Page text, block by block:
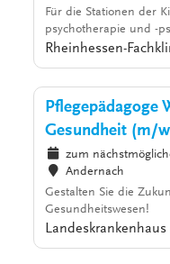
Für die Stationen der
psychotherapie und -
Rheinhessen-
Pflegepädagoge
Gesundheit (m/
zum
Andernach
Gestalten Sie die
Gesundheitswesen!
Landeskrankenhaus